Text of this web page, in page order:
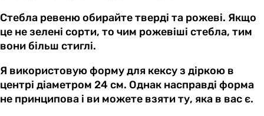
Стебла ревеню обирайте тверді та рожеві. Якщо
це не зелені сорти, то чим рожевіші стебла, тим
вони більш стиглі.
Я використовую форму для кексу з діркою в
центрі діаметром 24 см. Однак насправді форма
не принципова і ви можете взяти ту, яка в вас є.